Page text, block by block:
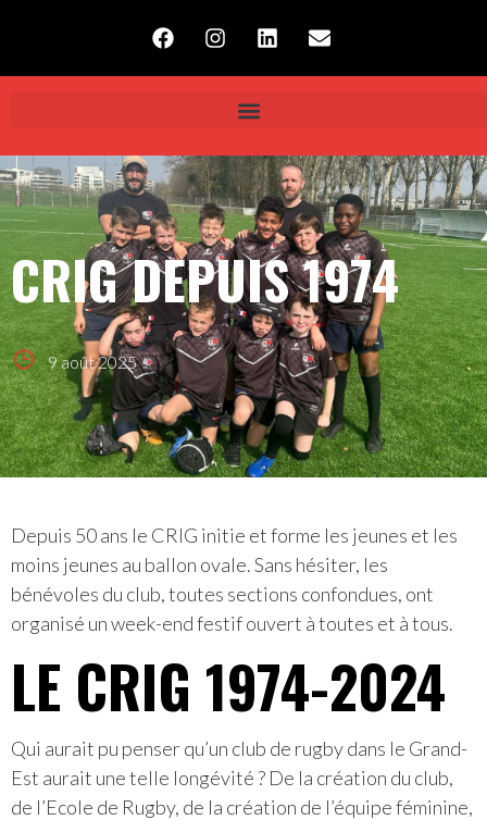
CRIG DEPUIS 1974
9 août 2025
Depuis 50 ans le CRIG initie et forme les jeunes et les
moins jeunes au ballon ovale. Sans hésiter, les
bénévoles du club, toutes sections confondues, ont
organisé un week-end festif ouvert à toutes et à tous.
LE CRIG 1974-2024
Qui aurait pu penser qu’un club de rugby dans le Grand-
Est aurait une telle longévité ? De la création du club,
de l’Ecole de Rugby, de la création de l’équipe féminine,